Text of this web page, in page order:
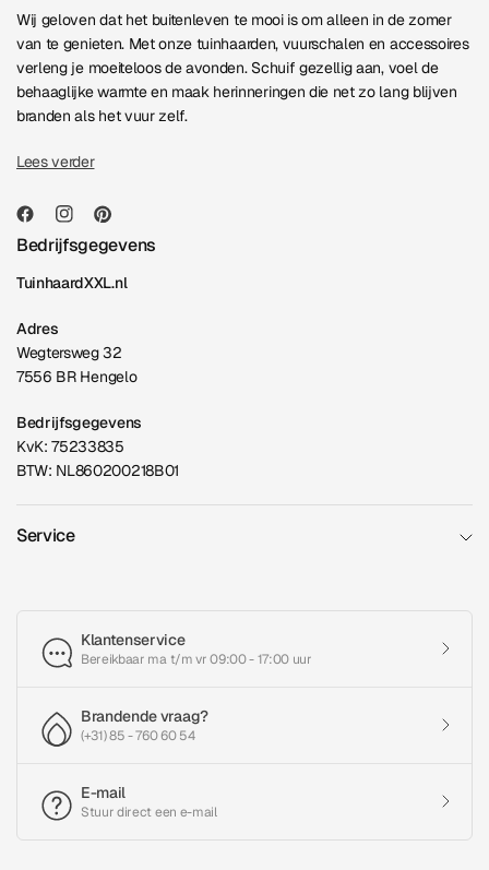
Wij geloven dat het buitenleven te mooi is om alleen in de zomer
van te genieten. Met onze tuinhaarden, vuurschalen en accessoires
verleng je moeiteloos de avonden. Schuif gezellig aan, voel de
behaaglijke warmte en maak herinneringen die net zo lang blijven
branden als het vuur zelf.
Lees verder
Bedrijfsgegevens
TuinhaardXXL.nl
Adres
Wegtersweg 32
7556 BR Hengelo
Bedrijfsgegevens
KvK: 75233835
BTW: NL860200218B01
Service
Klantenservice
Bereikbaar ma t/m vr 09:00 - 17:00 uur
Brandende vraag?
(+31) 85 - 760 60 54
E-mail
Stuur direct een e-mail